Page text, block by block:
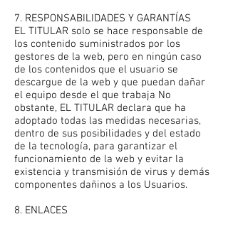
7. RESPONSABILIDADES Y GARANTÍAS
EL TITULAR solo se hace responsable de
los contenido suministrados por los
gestores de la web, pero en ningún caso
de los contenidos que el usuario se
descargue de la web y que puedan dañar
el equipo desde el que trabaja No
obstante, EL TITULAR declara que ha
adoptado todas las medidas necesarias,
dentro de sus posibilidades y del estado
de la tecnología, para garantizar el
funcionamiento de la web y evitar la
existencia y transmisión de virus y demás
componentes dañinos a los Usuarios.
8. ENLACES